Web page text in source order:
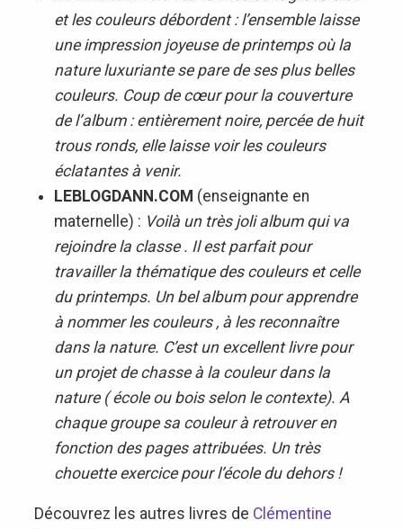
et les couleurs débordent : l’ensemble laisse
une impression joyeuse de printemps où la
nature luxuriante se pare de ses plus belles
couleurs. Coup de cœur pour la couverture
de l’album : entièrement noire, percée de huit
trous ronds, elle laisse voir les couleurs
éclatantes à venir.
LEBLOGDANN.COM (enseignante en
maternelle) : Voilà un très joli album qui va
rejoindre la classe . Il est parfait pour
travailler la thématique des couleurs et celle
du printemps. Un bel album pour apprendre
à nommer les couleurs , à les reconnaître
dans la nature. C’est un excellent livre pour
un projet de chasse à la couleur dans la
nature ( école ou bois selon le contexte). A
chaque groupe sa couleur à retrouver en
fonction des pages attribuées. Un très
chouette exercice pour l’école du dehors !
Découvrez les autres livres de Clémentine